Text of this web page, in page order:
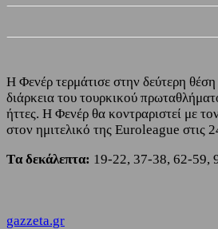
Η Φενέρ τερμάτισε στην δεύτερη
διάρκεια του τουρκικού
ήττες. H Φενέρ θα κοντραριστεί με
στον ημιτελικό της Euroleague στις
Tα δεκάλεπτα: 19-22, 37-38, 62-59,
gazzeta.gr